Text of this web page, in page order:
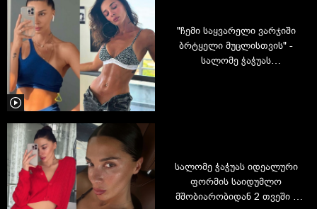
"ჩემი საყვარელი ვარჯიში
ბრტყელი მუცლისთვის" -
სალომე ჭაჭუას
სალომე ჭაჭუას იდეალური
ფორმის საიდუმლო
მშობიარობიდან 2 თვეში -